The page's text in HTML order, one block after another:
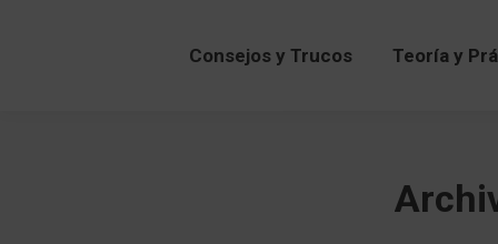
Consejos y Trucos Teoría y